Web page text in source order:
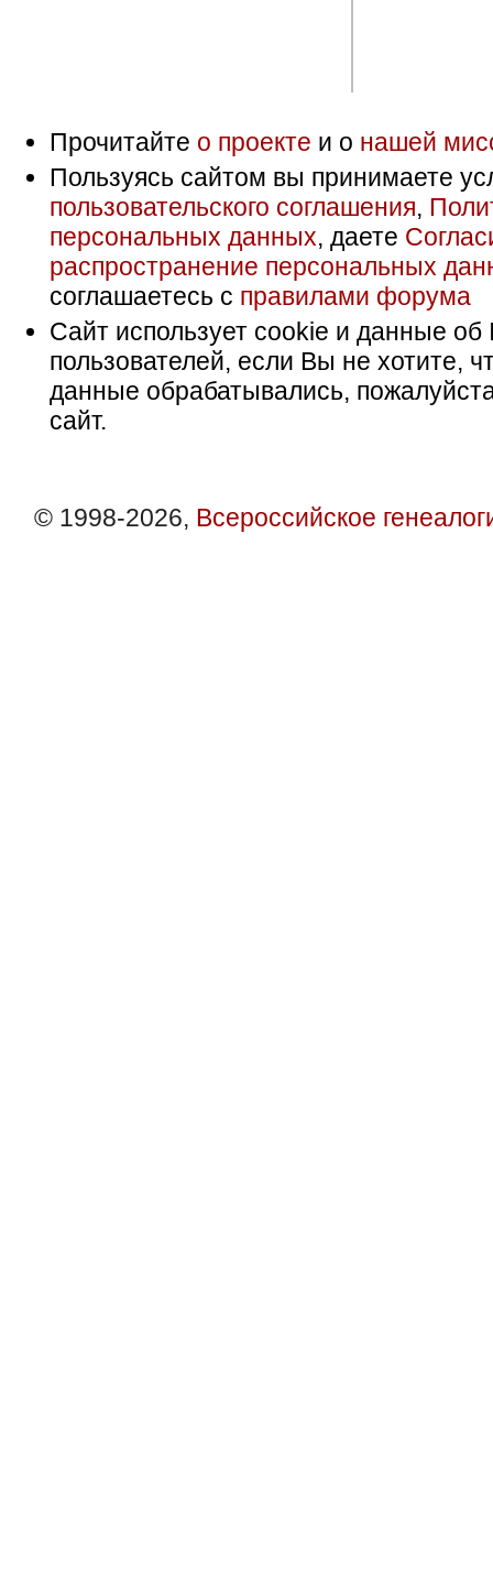
Прочитайте о проекте и о нашей
Пользуясь сайтом вы принимаете
пользовательского соглашения,
персональных данных, даете
распространение персональных
соглашаетесь с правилами форума
Сайт использует cookie и данные об
пользователей, если Вы не хотите,
данные обрабатывались,
сайт.
© 1998-2026, Всероссийское